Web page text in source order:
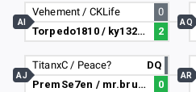
Vehement / CKLife
0
Torpedo1810 / ky132526
2
AI
TitanxC / Peace?
DQ
PremSe7en / mr.brutus_12
0
AJ
AQ
AR